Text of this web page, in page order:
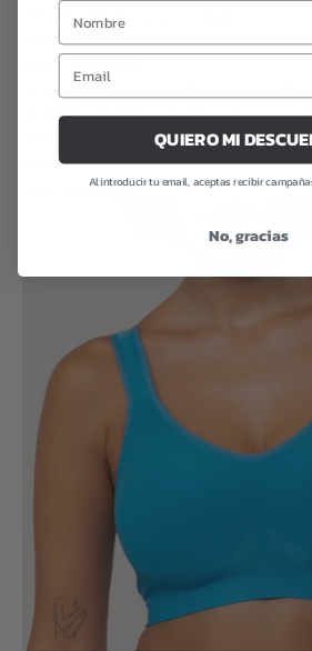
Viernes: vaquero oscuro + body
Vaquero oscuro, body negro o chocolate,
tejidos con caída.
La capa base que lo cambia todo (invisible
La diferencia entre un look bonito y uno
estar en la parte inferior de tu cuerpo. Yo
según la paleta del día, y busco acabados
sujeción amable.
QUIERO MI
Al introducir tu email, aceptas recibir
No, gracias